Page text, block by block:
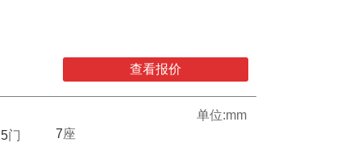
查看报价
单位:mm
7座
5门